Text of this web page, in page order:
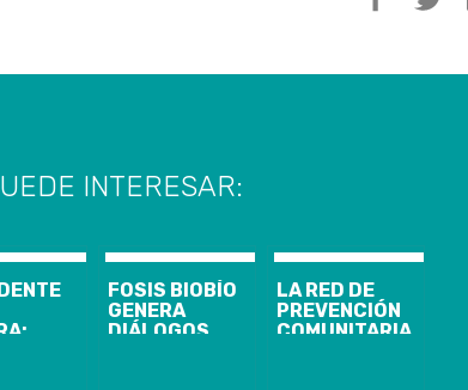
INTERESAR:
FOSIS BIOBÍO
GENERA
DIÁLOGOS
LA RED DE
PREVENCIÓN
COMUNITARIA